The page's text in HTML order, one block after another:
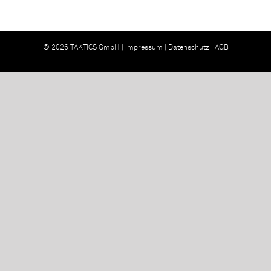
© 2026 TAKTICS GmbH | Impressum | Datenschutz| AGB